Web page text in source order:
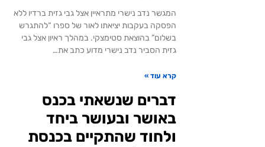
המגשר נדב נישרי מתראיין אצל גבי גזית ברדיו ללא
הפסקה בעקבות יציאתו לאור של ספרו “להתגרש
בשלום” בהוצאת סטימצקי. במהלך ראיון אצל גבי
גזית הסביר נדב נישרי מדוע כתב את…
קרא עוד »
דברים שנשאתי בכנס
באושר ובעושר ביחד
ולחוד שהתקיים בכנסת